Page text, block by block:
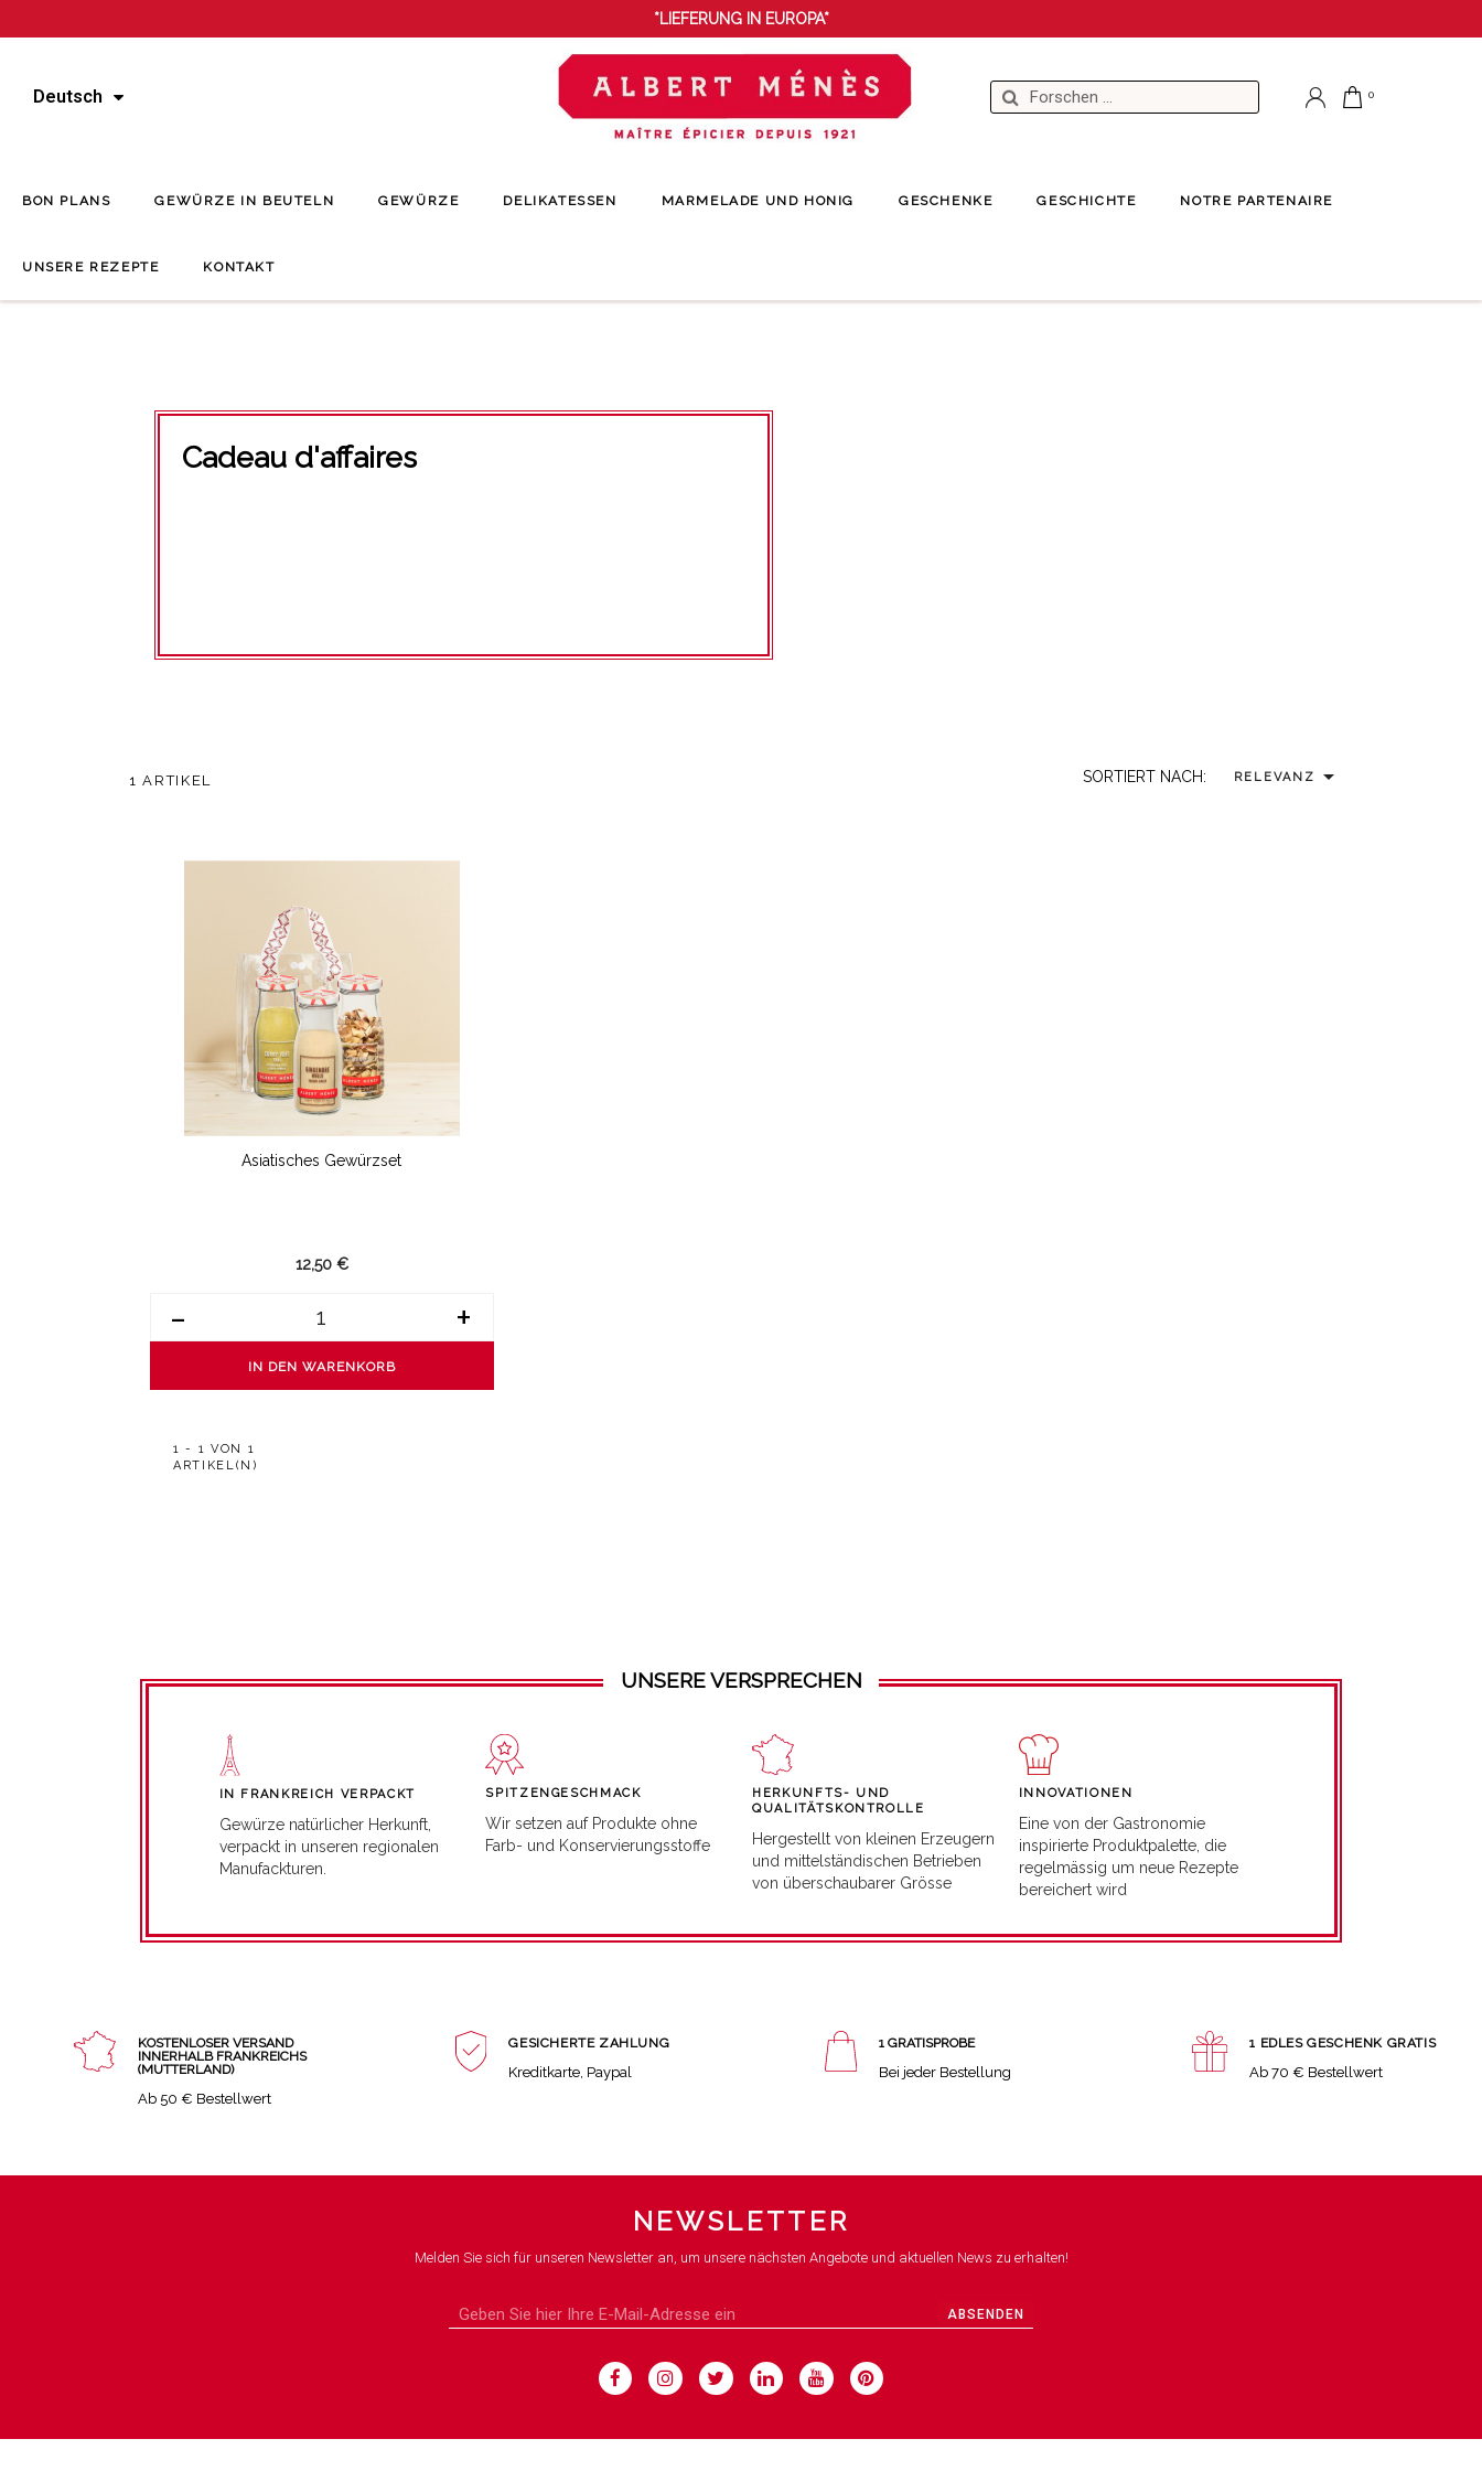
*LIEFERUNG IN EUROPA*
Deutsch
BON PLANS GEWÜRZE IN BEUTELN GEWÜRZE DELIKATESSEN MARMELADE UND HONIG GESCHENKE GESCHICHTE NOTRE PARTENAIRE
UNSERE REZEPTE KONTAKT
Cadeau d'affaires
1 ARTIKEL SORTIERT NACH: RELEVANZ 
Asiatisches Gewürzset
12,50 €
- +
IN DEN WARENKORB
1 - 1 VON 1
ARTIKEL(N)
UNSERE VERSPRECHEN
IN FRANKREICH VERPACKT
Gewürze natürlicher Herkunft,
verpackt in unseren regionalen
Manufackturen.
SPITZENGESCHMACK
Wir setzen auf Produkte ohne
Farb- und Konservierungsstoffe
HERKUNFTS- UND
QUALITÄTSKONTROLLE
Hergestellt von kleinen Erzeugern
und mittelständischen Betrieben
von überschaubarer Grösse
INNOVATIONEN
Eine von der Gastronomie
inspirierte Produktpalette, die
regelmässig um neue Rezepte
bereichert wird
KOSTENLOSER VERSAND
INNERHALB FRANKREICHS
(MUTTERLAND)
Ab 50 € Bestellwert
GESICHERTE ZAHLUNG
Kreditkarte, Paypal
1 GRATISPROBE
Bei jeder Bestellung
1 EDLES GESCHENK GRATIS
Ab 70 € Bestellwert
NEWSLETTER
Melden Sie sich für unseren Newsletter an, um unsere nächsten Angebote und aktuellen News zu erhalten!
ABSENDEN